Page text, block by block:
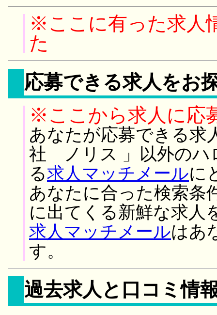
※ここに有った求人
た
応募できる求人をお
※ここから求人に応
あなたが応募できる求
社 ノリス 」以外のハ
る求人マッチメールに
あなたに合った検索条
に出てくる新鮮な求人
求人マッチメールはあ
す。
過去求人と口コミ情